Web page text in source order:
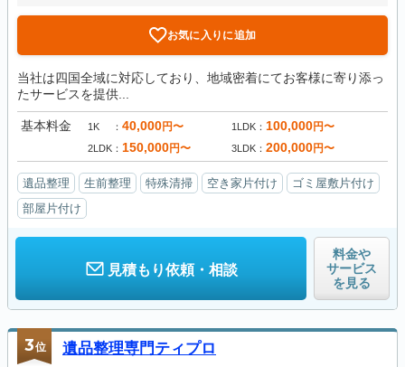
お気に入りに追加
当社は四国全域に対応しており、地域密着にてお客様に寄り添っ
たサービスを提供...
基本料金 1K 40,000円〜 1LDK 100,000円〜
2LDK 150,000円〜 3LDK 200,000円〜
遺品整理 生前整理 特殊清掃 空き家片付け
ゴミ屋敷片付け
部屋片付け
見積もり依頼・相談
料金や
サービス
を見る
3位 遺品整理専門ティプロ